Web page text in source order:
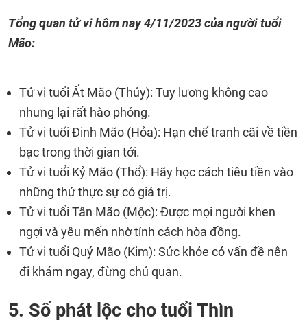
Tổng quan tử vi hôm nay4/11/2023của người tuổi
Mão:
Tử vi tuổi Ất Mão (Thủy): Tuy lương không cao
nhưng lại rất hào phóng.
Tử vi tuổi Đinh Mão (Hỏa): Hạn chế tranh cãi về tiền
bạc trong thời gian tới.
Tử vi tuổi Kỷ Mão (Thổ): Hãy học cách tiêu tiền vào
những thứ thực sự có giá trị.
Tử vi tuổi Tân Mão (Mộc): Được mọi người khen
ngợi và yêu mến nhờ tính cách hòa đồng.
Tử vi tuổi Quý Mão (Kim): Sức khỏe có vấn đề nên
đi khám ngay, đừng chủ quan.
5. Số phát lộc cho tuổi Thìn